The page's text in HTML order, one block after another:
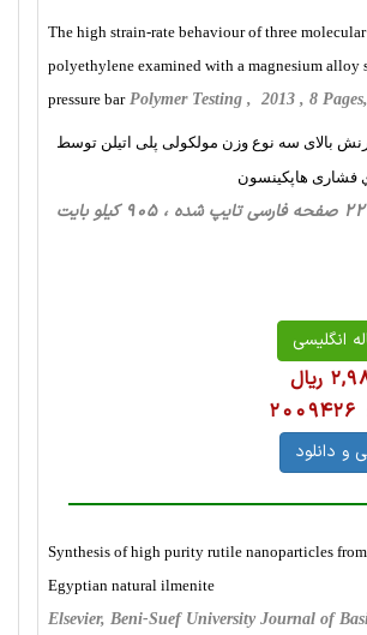
The high strain-rate behaviour of three
polyethylene examined with a magnesium
pressure bar Polymer Testing , 2013 , 8
بالای سه نوع وزن مولکولی پلی اتیلن توسط
ي فشاری هاپكينسون
، کلیه گرایش ها، 22 صفحه فارسی تایپ شده ، 905 کیلو بایت
انگلیسی
ریال
2009426
و دانلود
Synthesis of high purity rutile nanoparticles
Egyptian natural ilmenite
Elsevier, Beni-Suef University Journal of